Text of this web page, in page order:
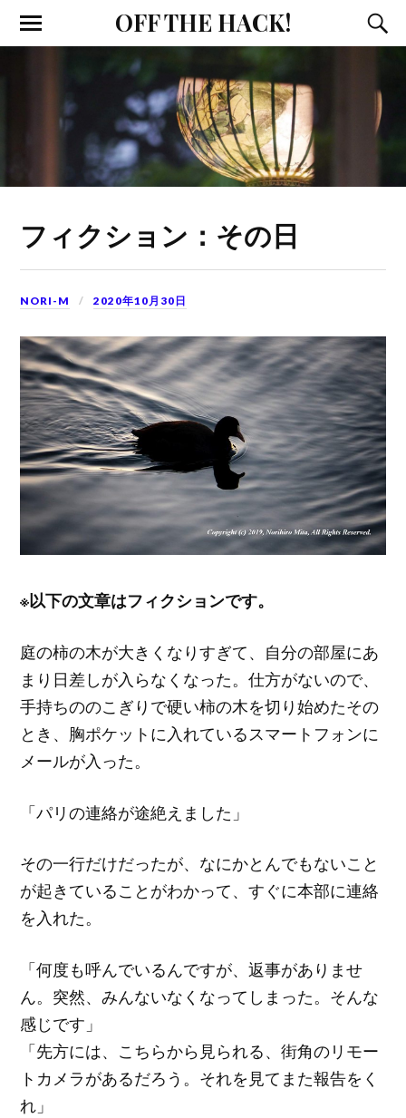
OFF THE HACK!
フィクション：その日
NORI-M 2020年10月30日
※以下の文章はフィクションです。
庭の柿の木が大きくなりすぎて、自分の部屋にあ
まり日差しが入らなくなった。仕方がないので、
手持ちののこぎりで硬い柿の木を切り始めたその
とき、胸ポケットに入れているスマートフォンに
メールが入った。
「パリの連絡が途絶えました」
その一行だけだったが、なにかとんでもないこと
が起きていることがわかって、すぐに本部に連絡
を入れた。
「何度も呼んでいるんですが、返事がありませ
ん。突然、みんないなくなってしまった。そんな
感じです」
「先方には、こちらから見られる、街角のリモー
トカメラがあるだろう。それを見てまた報告をく
れ」